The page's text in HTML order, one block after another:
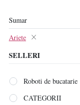
Sumar
Ariete
SELLERI
Roboti de bucatarie
CATEGORII